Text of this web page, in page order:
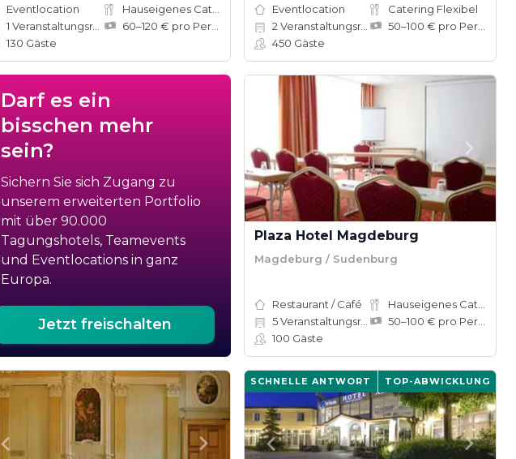
Eventlocation
1 Veranstaltungsräume
130 Gäste
Eventlocation
Catering Flexibel
2 Veranstaltungsräume
450 Gäste
Darf es ein
bisschen mehr
sein?
Sichern Sie sich Zugang zu
unserem erweiterten Portfolio
mit über 90.000
Tagungshotels, Teamevents
und Eventlocations in ganz
Europa.
Jetzt freischalten
Plaza Hotel Magdeburg
Magdeburg / Sudenburg
Restaurant / Café
5Veranstaltungsräume
100 Gäste
SCHNELLE ANTWORT TOP-ABWICKLUNG